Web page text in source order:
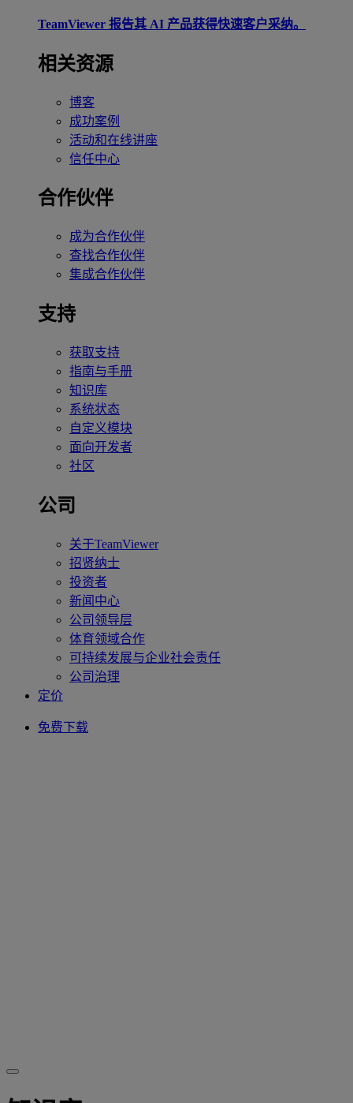
TeamViewer 报告其 AI 产品获得快速客户采纳。
相关资源
博客
成功案例
活动和在线讲座
信任中心
合作伙伴
成为合作伙伴
查找合作伙伴
集成合作伙伴
支持
获取支持
指南与手册
知识库
系统状态
自定义模块
面向开发者
社区
公司
关于TeamViewer
招贤纳士
投资者
新闻中心
公司领导层
体育领域合作
可持续发展与企业社会责任
公司治理
定价
免费下载